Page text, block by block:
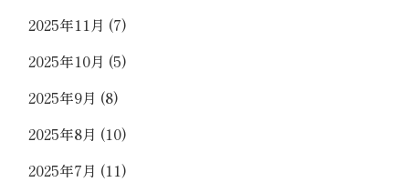
2025年11月 (7)
2025年10月 (5)
2025年9月 (8)
2025年8月 (10)
2025年7月 (11)